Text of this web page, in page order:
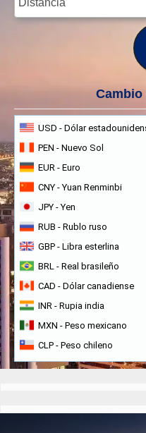
Cambio
USD - Dólar
PEN - Nuevo Sol
EUR - Euro
CNY - Yuan Renminbi
JPY - Yen
RUB - Rublo ruso
GBP - Libra esterlina
BRL - Real brasileño
CAD - Dólar canadiense
INR - Rupia india
MXN - Peso mexicano
CLP - Peso chileno